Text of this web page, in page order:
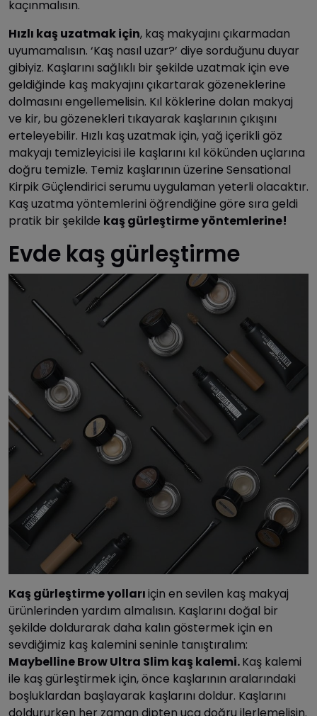
kaçınmalısın.
Hızlı kaş uzatmak için, kaş makyajını çıkarmadan
uyumamalısın. ‘Kaş nasıl uzar?’ diye sorduğunu duyar
gibiyiz. Kaşlarını sağlıklı bir şekilde uzatmak için eve
geldiğinde kaş makyajını çıkartarak gözeneklerine
dolmasını engellemelisin. Kıl köklerine dolan makyaj
ve kir, bu gözenekleri tıkayarak kaşlarının çıkışını
erteleyebilir. Hızlı kaş uzatmak için, yağ içerikli göz
makyajı temizleyicisi ile kaşlarını kıl kökünden uçlarına
doğru temizle. Temiz kaşlarının üzerine Sensational
Kirpik Güçlendirici serumu uygulaman yeterli olacaktır.
Kaş uzatma yöntemlerini öğrendiğine göre sıra geldi
pratik bir şekilde kaş gürleştirme yöntemlerine!
Evde kaş gürleştirme
Kaş gürleştirme yollarıiçin en sevilen kaş makyaj
ürünlerinden yardım almalısın. Kaşlarını doğal bir
şekilde doldurarak daha kalın göstermek için en
sevdiğimiz kaş kalemini seninle tanıştıralım:
Maybelline Brow Ultra Slim kaş kalemi.Kaş kalemi
ile kaş gürleştirmek için, önce kaşlarının aralarındaki
boşluklardan başlayarak kaşlarını doldur. Kaşlarını
doldururken her zaman dipten uca doğru ilerlemelisin.